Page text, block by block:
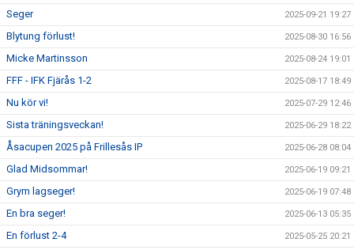
Seger 2025-09-21 19:27
Blytung förlust! 2025-08-30 16:56
Micke Martinsson 2025-08-24 19:01
FFF - IFK Fjärås 1-2 2025-08-17 18:49
Nu kör vi! 2025-07-29 12:46
Sista träningsveckan! 2025-06-29 18:22
Åsacupen 2025 på Frillesås IP 2025-06-28 08:04
Glad Midsommar! 2025-06-19 09:21
Grym lagseger! 2025-06-19 07:48
En bra seger! 2025-06-13 05:35
En förlust 2-4 2025-05-25 20:21